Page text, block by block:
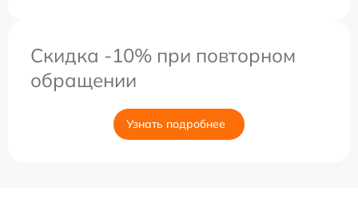
Скидка -10% при повторном
обращении
Узнать подробнее